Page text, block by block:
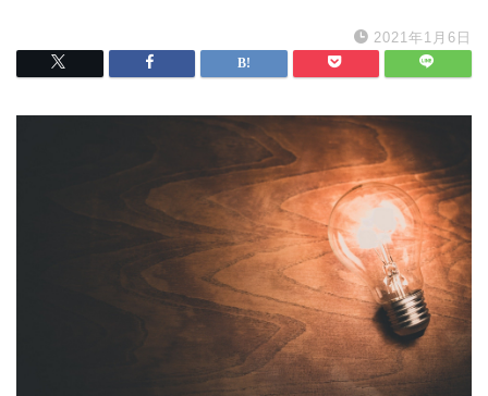
2021年1月6日